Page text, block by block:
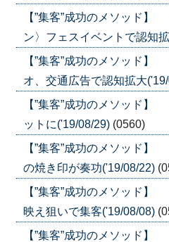
【”集客”成功のメソッド】
ン〉フェスイベントで認知
【”集客”成功のメソッド】
オ、交通広告で認知拡大
【”集客”成功のメソッド】
ットに('19/08/29) (0560)
【”集客”成功のメソッド】
の焼き印が奏功('19/08/22)
【”集客”成功のメソッド】
映え狙いで集客('19/08/08)
【”集客”成功のメソッド】